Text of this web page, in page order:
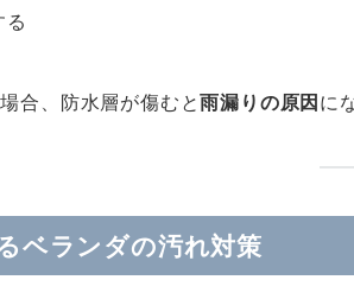
る
合、防水層が傷むと雨漏りの原因 に
ベランダの汚れ対策